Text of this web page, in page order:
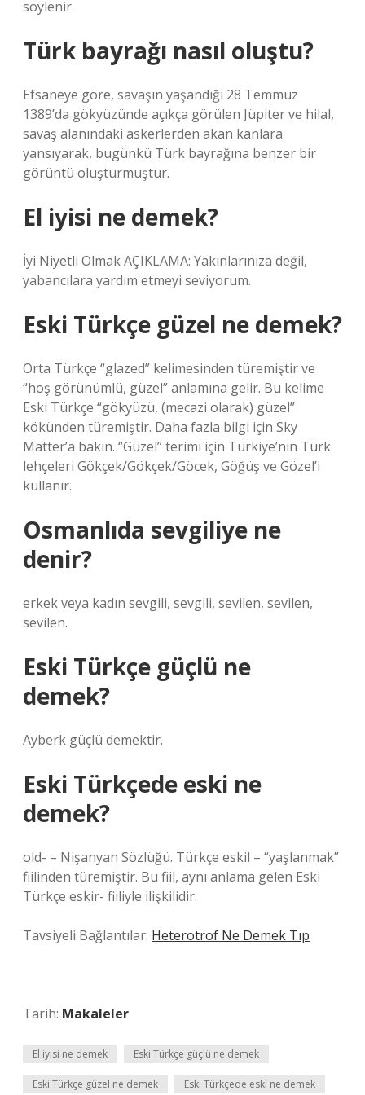
söylenir.
Türk bayrağı nasıl oluştu?
Efsaneye göre, savaşın yaşandığı 28 Temmuz
1389’da gökyüzünde açıkça görülen Jüpiter ve hilal,
savaş alanındaki askerlerden akan kanlara
yansıyarak, bugünkü Türk bayrağına benzer bir
görüntü oluşturmuştur.
El iyisi ne demek?
İyi Niyetli Olmak AÇIKLAMA: Yakınlarınıza değil,
yabancılara yardım etmeyi seviyorum.
Eski Türkçe güzel ne demek?
Orta Türkçe “glazed” kelimesinden türemiştir ve
“hoş görünümlü, güzel” anlamına gelir. Bu kelime
Eski Türkçe “gökyüzü, (mecazi olarak) güzel”
kökünden türemiştir. Daha fazla bilgi için Sky
Matter’a bakın. “Güzel” terimi için Türkiye’nin Türk
lehçeleri Gökçek/Gökçek/Göcek, Göğüş ve Gözel’i
kullanır.
Osmanlıda sevgiliye ne
denir?
erkek veya kadın sevgili, sevgili, sevilen, sevilen,
sevilen.
Eski Türkçe güçlü ne
demek?
Ayberk güçlü demektir.
Eski Türkçede eski ne
demek?
old- – Nişanyan Sözlüğü. Türkçe eskil – “yaşlanmak”
fiilinden türemiştir. Bu fiil, aynı anlama gelen Eski
Türkçe eskir- fiiliyle ilişkilidir.
Tavsiyeli Bağlantılar: Heterotrof Ne Demek Tıp
Tarih: Makaleler
El iyisi ne demek Eski Türkçe güçlü ne demek
Eski Türkçe güzel ne demek Eski Türkçede eski ne demek